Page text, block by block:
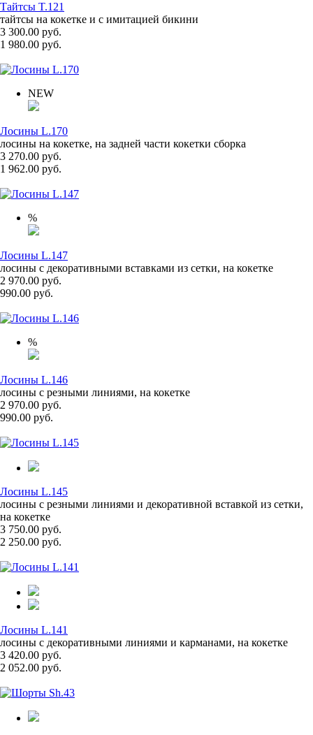
Тайтсы T.121
тайтсы на кокетке и с имитацией бикини
3 300.00 руб.
1 980.00 руб.
NEW
Лосины L.170
лосины на кокетке, на задней части кокетки сборка
3 270.00 руб.
1 962.00 руб.
%
Лосины L.147
лосины с декоративными вставками из сетки, на кокетке
2 970.00 руб.
990.00 руб.
%
Лосины L.146
лосины с резными линиями, на кокетке
2 970.00 руб.
990.00 руб.
Лосины L.145
лосины с резными линиями и декоративной вставкой из сетки,
на кокетке
3 750.00 руб.
2 250.00 руб.
Лосины L.141
лосины с декоративными линиями и карманами, на кокетке
3 420.00 руб.
2 052.00 руб.